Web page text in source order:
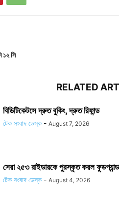
১২ সি
RELATED
বিডিটিকেটসে দ্রুত বুকিং, দ্রুত রিফান্ড
টেক সংবাদ ডেস্ক - August 7, 2026
সেরা ২৫৩ রাইডারকে পুরস্কৃত করল
টেক সংবাদ ডেস্ক - August 4, 2026